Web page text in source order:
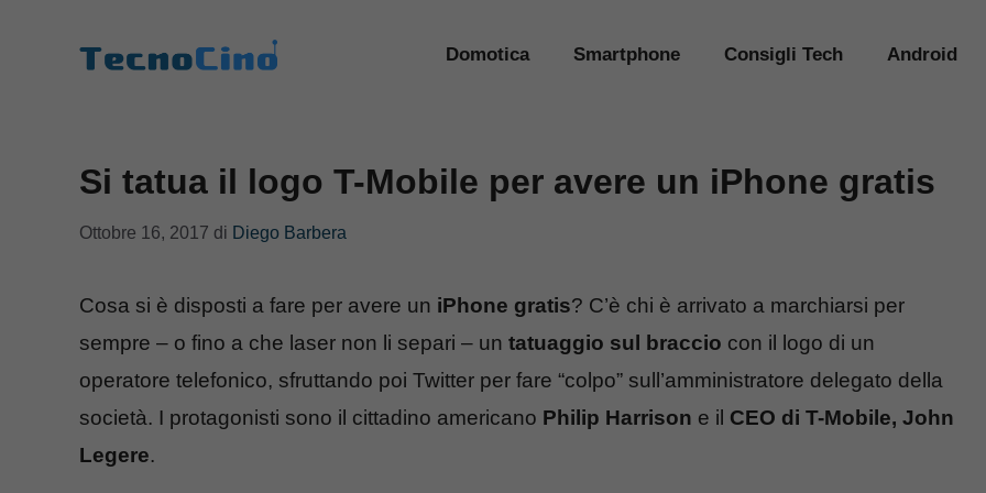
Domotica Smartphone Consigli Tech Android
Si tatua il logo T-Mobile per avere un iPhone gratis
Ottobre 16, 2017 di Diego Barbera
Cosa si è disposti a fare per avere un iPhone gratis? C’è chi è arrivato a marchiarsi per
sempre – o fino a che laser non li separi – un tatuaggio sul braccio con il logo di un
operatore telefonico, sfruttando poi Twitter per fare “colpo” sull’amministratore delegato della
società. I protagonisti sono il cittadino americano Philip Harrison e il CEO di T-Mobile, John
Legere.